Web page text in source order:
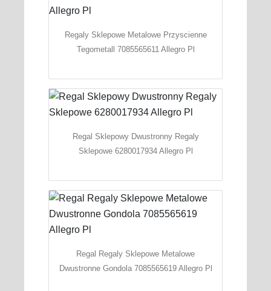
Regaly Sklepowe Metalowe Przyscienne
Tegometall 7085565611 Allegro Pl
Regal Sklepowy Dwustronny Regaly
Sklepowe 6280017934 Allegro Pl
Regal Regaly Sklepowe Metalowe
Dwustronne Gondola 7085565619 Allegro Pl